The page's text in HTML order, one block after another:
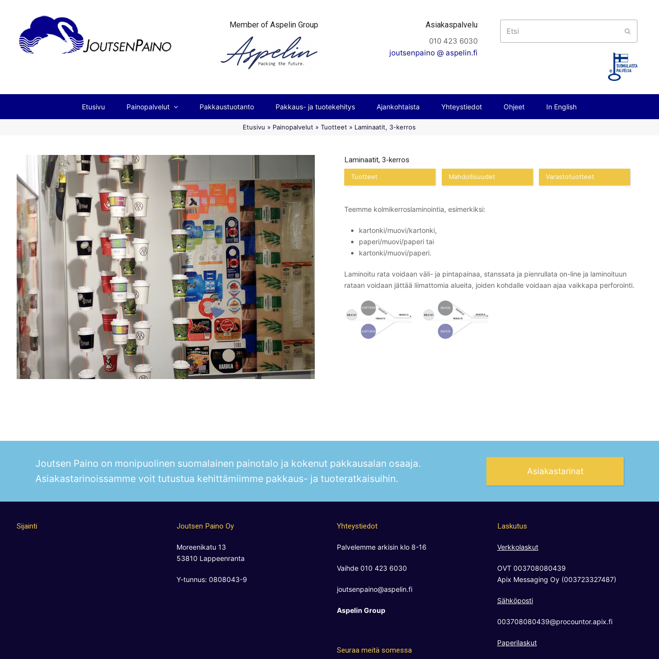
Member of Aspelin Group
Asiakaspalvelu
010 423 6030
joutsenpaino @ aspelin.fi
Etusivu Painopalvelut Pakkaustuotanto Pakkaus- ja tuotekehitys Ajankohtaista Yhteystiedot Ohjeet In English
Etusivu » Painopalvelut »Tuotteet » Laminaatit, 3-kerros
Laminaatit, 3-kerros
Tuotteet Mahdollisuudet Varastotuotteet
Teemme kolmikerroslaminointia, esimerkiksi:
kartonki/muovi/kartonki,
paperi/muovi/paperi tai
kartonki/muovi/paperi.
Laminoitu rata voidaan väli- ja pintapainaa, stanssata ja pienrullata on-line ja laminoituun
rataan voidaan jättää liimattomia alueita, joiden kohdalle voidaan ajaa vaikkapa perforointi.
Joutsen Paino on monipuolinen suomalainen painotalo ja kokenut pakkausalan osaaja.
Asiakastarinoissamme voit tutustua kehittämiimme pakkaus- ja tuoteratkaisuihin.
Asiakastarinat
Sijainti Joutsen Paino Oy
Moreenikatu 13
53810 Lappeenranta
Y-tunnus: 0808043-9
Yhteystiedot
Palvelemme arkisin klo 8-16
Vaihde 010 423 6030
joutsenpaino@aspelin.fi
Aspelin Group
Seuraa meitä somessa
Laskutus
Verkkolaskut
OVT 003708080439
Apix Messaging Oy (003723327487)
Sähköposti
003708080439@procountor.apix.fi
Paperilaskut